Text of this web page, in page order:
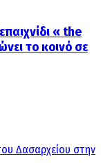
« the
το κοινό σε
Δασαρχείου στην